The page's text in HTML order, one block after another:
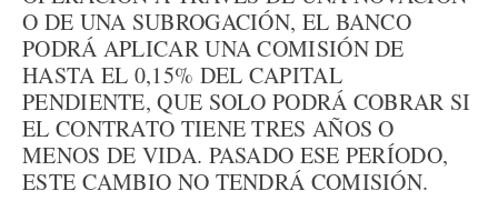
O DE UNA SUBROGACIÓN, EL BANCO
PODRÁ APLICAR UNA COMISIÓN DE
HASTA EL 0,15% DEL CAPITAL
PENDIENTE, QUE SOLO PODRÁ COBRAR SI
EL CONTRATO TIENE TRES AÑOS O
MENOS DE VIDA. PASADO ESE PERÍODO,
ESTE CAMBIO NO TENDRÁ COMISIÓN.